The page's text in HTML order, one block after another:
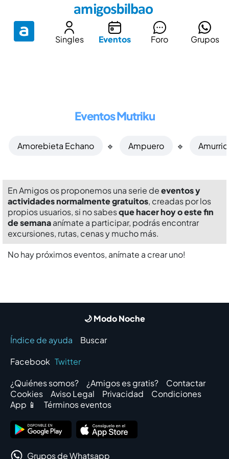
Singles Eventos Foro Grupos
Eventos Mutriku
Amorebieta Echano 🔹 Ampuero 🔹 Amurrio
En Amigos os proponemos una serie deeventos y
actividades normalmente gratuitos, creadas por los
propios usuarios, si no sabesque hacer hoy o este fin
de semanaanímate a participar, podrás encontrar
excursiones, rutas, cenas y mucho más.
No hay próximos eventos, anímate a crear uno!
🌙 Modo Noche
Índice de ayuda
Buscar
Facebook Twitter
¿Quiénes somos?
¿Amigos es gratis?
Contactar
Cookies
Aviso Legal Privacidad
Condiciones
App 📱
Términos eventos
Grupos de Whatsapp